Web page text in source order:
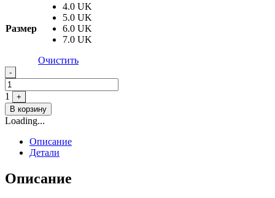
Размер
4.0 UK
5.0 UK
6.0 UK
7.0 UK
Очистить
Quantity
-
1
+
В корзину
Loading...
Описание
Детали
Описание